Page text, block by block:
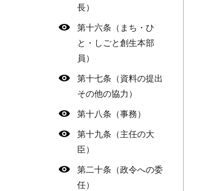
長）
第十六条（まち・ひ
と・しごと創生本部
員）
第十七条（資料の提出
その他の協力）
第十八条（事務）
第十九条（主任の大
臣）
第二十条（政令への委
任）